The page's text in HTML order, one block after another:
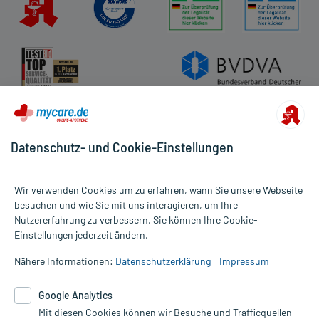
Impressum
Datenschutz
Cookie-Einstellungen
Rückgabe/Widerruf
Alle Preise gelten inkl. MwSt., ggf. zzgl. Versandkosten
Informationen auf dieser Website werden ausschließlich für
die Untersuchung und Behandlung durch einen Arzt. Bitte
Therapien eingeleitet werden können. | Diese Webseite benutzt
Google Analytics. Lesen Sie bitte dazu die wichtigen Hinweise in
Datenschutz- und Cookie-Einstellungen
Wir verwenden Cookies um zu erfahren, wann Sie unsere Webseite
besuchen und wie Sie mit uns interagieren, um Ihre
Nutzererfahrung zu verbessern. Sie können Ihre Cookie-
Einstellungen jederzeit ändern.
Nähere Informationen: Datenschutzerklärung Impressum
Google Analytics
Mit diesen Cookies können wir Besuche und Trafficquellen